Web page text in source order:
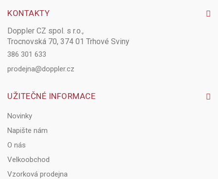
KONTAKTY
Doppler CZ spol. s r.o.,
Trocnovská 70, 374 01 Trhové Sviny
386 301 633
prodejna@doppler.cz
UŽITEČNÉ INFORMACE
Novinky
Napište nám
O nás
Velkoobchod
Vzorková prodejna